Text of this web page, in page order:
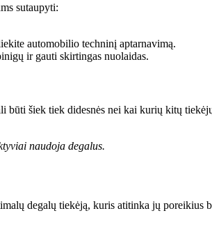
sutaupyti:
automobilio techninį aptarnavimą.
ir gauti skirtingas nuolaidas.
būti šiek tiek didesnės nei kai kurių kitų
naudoja degalus.
degalų tiekėją, kuris atitinka jų poreikius